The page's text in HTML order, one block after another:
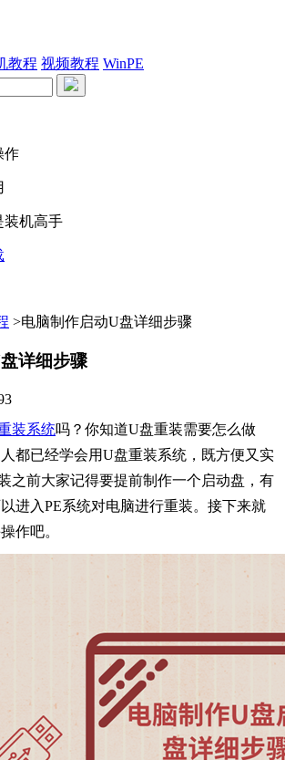
教程 视频教程 WinPE
作
装机高手
>电脑制作启动U盘详细步骤
详细步骤
装系统吗？你知道U盘重装需要怎么做
都已经学会用U盘重装系统，既方便又实
之前大家记得要提前制作一个启动盘，有
进入PE系统对电脑进行重装。接下来就
作吧。